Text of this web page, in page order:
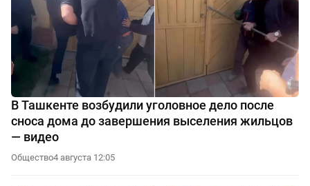
В Ташкенте возбудили уголовное дело после
сноса дома до завершения выселения жильцов
— видео
Общество4 августа 12:05